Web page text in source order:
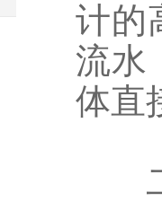
计的
流水
体直
二